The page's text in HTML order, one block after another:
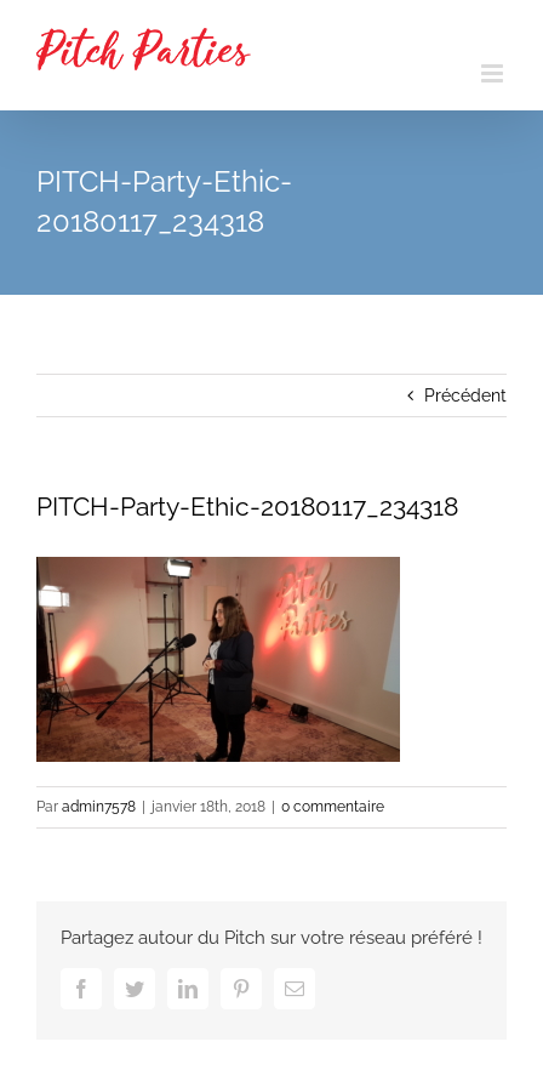
PITCH-Party-Ethic-
20180117_234318
Précédent
PITCH-Party-Ethic-20180117_234318
Par admin7578 janvier 18th, 2018 0 commentaire
Partagez autour du Pitch sur votre réseau préféré !
FacebookTwitterLinkedInPinterestEmail